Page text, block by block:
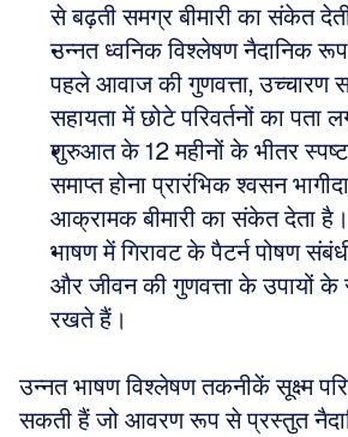
से बढ़ती समग्र बीमारी का संकेत
उन्नत ध्वनिक विश्लेषण नैदानिक
पहले आवाज की गुणवत्ता, उच्चारण
सहायता में छोटे परिवर्तनों का पता
शुरुआत के 12 महीनों के भीतर
समाप्त होना प्रारंभिक श्वसन
आक्रामक बीमारी का संकेत देता है।
भाषण में गिरावट के पैटर्न पोषण
और जीवन की गुणवत्ता के उपायों
रखते हैं।
उन्नत भाषण विश्लेषण तकनीकें सूक्ष्म
सकती हैं जो आवरण रूप से प्रस्तुत